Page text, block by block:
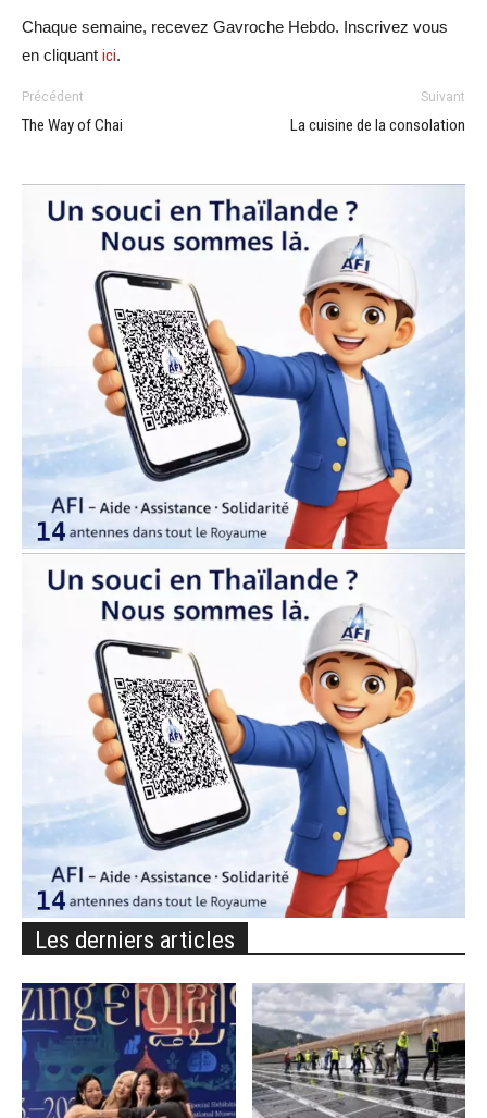
Chaque semaine, recevez Gavroche Hebdo. Inscrivez vous
en cliquant ici.
Précédent
The Way of Chai
Suivant
La cuisine de la consolation
Les derniers articles